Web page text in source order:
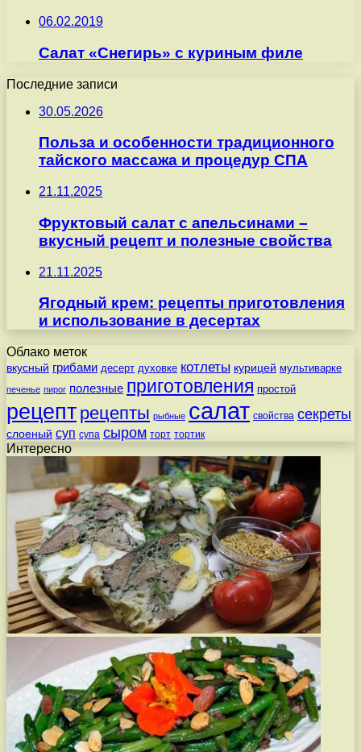
06.02.2019
Салат «Снегирь» с куриным филе
Последние записи
30.05.2026
Польза и особенности традиционного
тайского массажа и процедур СПА
21.11.2025
Фруктовый салат с апельсинами –
вкусный рецепт и полезные свойства
21.11.2025
Ягодный крем: рецепты приготовления
и использование в десертах
Облако меток
вкусный грибами десерт духовке котлеты курицей мультиварке
печенье пирог полезные приготовления простой
рецепт рецепты рыбные салат свойства секреты
слоеный суп супа сыром торт тортик
Интересно